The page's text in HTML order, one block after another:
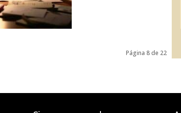
Página 8 de 22